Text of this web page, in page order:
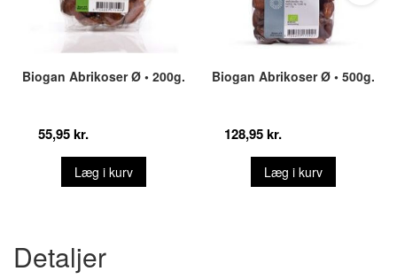
Biogan Abrikoser Ø • 200g.
55,95 kr.
Læg i kurv
Biogan Abrikoser Ø • 500g.
128,95 kr.
Læg i kurv
Detaljer